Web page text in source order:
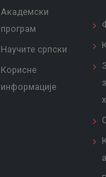
Академски
програм
Научите српски
Корисне
информације